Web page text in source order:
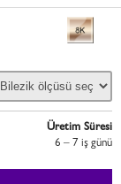
Üretim Süresi
6 – 7 i̇ş günü